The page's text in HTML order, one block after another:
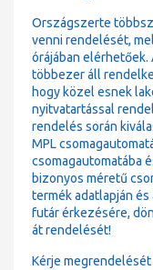
Országszerte
venni rendelését,
órájában elérhetőek.
többezer áll
hogy közel esnek
nyitvatartással
rendelés során
MPL
csomagautomatába
bizonyos méretű
termék adatlapján és
futár érkezésére,
át rendelését!
Kérje